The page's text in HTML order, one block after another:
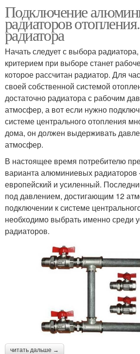
Подключение
радиаторов
радиатора
Начать следует с выбора
критерием при выборе станет
которое рассчитан радиатор. Для
своей собственной системой
достаточно радиатора с рабочим
атмосфер, а вот если нужно
системе центрального отопления
дома, он должен выдерживать
атмосфер.
В настоящее время потребителю
варианта алюминиевых радиаторов
европейский и усиленный.
под давлением, достигающим 12
подключении к системе
необходимо выбрать именно среди
радиаторов.
читать дальше →